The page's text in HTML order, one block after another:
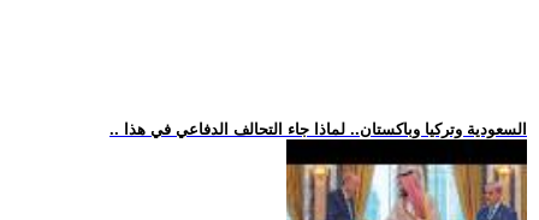
.. السعودية وتركيا وباكستان.. لماذا جاء التحالف الدفاعي في هذا